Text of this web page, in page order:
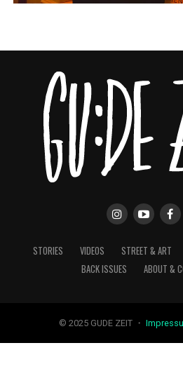
STORIES VIDEOS STREET & ART
BACK ISSUES
ABOUT &
© 2025 GUDE ZEIT ・